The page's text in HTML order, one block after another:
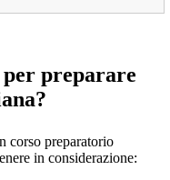
per preparare
corso preparatorio
in considerazione: